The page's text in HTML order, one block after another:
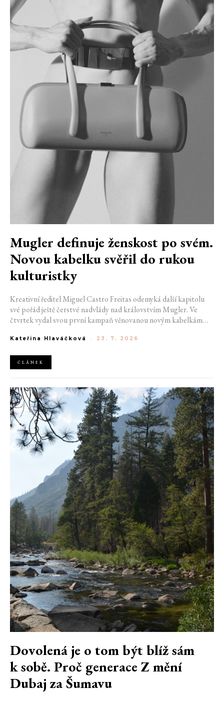
Mugler definuje ženskost po svém.
Novou kabelku svěřil do rukou
kulturistky
Kreativní ředitel Miguel Castro Freitas odemyká další kapitolu
své pořád ještě čerstvé nadvlády nad královstvím Mugler. Ve
čtvrtek vydal svou první kampaň věnovanou novým kabelkám
do módního domu dorazil. Umně mísí výrazy minulosti a dávných
Kateřina Hlaváčková - 23. 7. 2026
ČLÁNEK
Dovolená je o tom být blíž sám
k sobě. Proč generace Z mění
Dubaj za Šumavu